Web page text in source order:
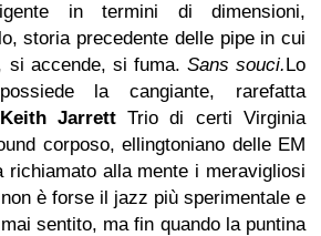
in termini di dimensioni,
storia precedente delle pipe in cui
accende, si fuma. Sans souci.Lo
la cangiante, rarefatta
Keith JarrettTrio di certi Virginia
corposo, ellingtoniano delle EM
richiamato alla mente i meravigliosi
non è forse il jazz più sperimentale e
sentito, ma fin quando la puntina